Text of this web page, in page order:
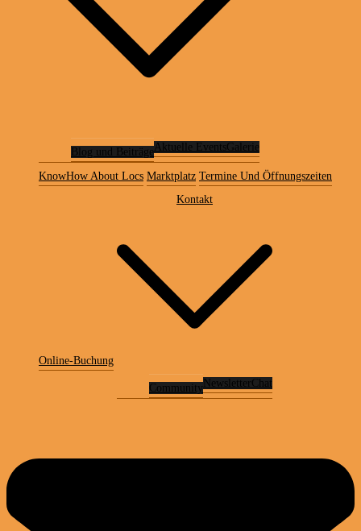
Blog und Beiträge Aktuelle EventsGalerie
KnowHow About Locs Marktplatz Termine Und Öffnungszeiten
Online-Buchung
Kontakt
Community Newsletter Chat